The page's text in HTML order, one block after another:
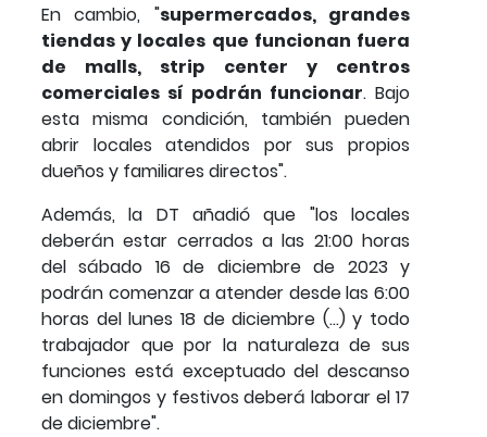
En cambio, "supermercados, grandes
tiendas y locales que funcionan fuera
de malls, strip center y centros
comerciales sí podrán funcionar. Bajo
esta misma condición, también pueden
abrir locales atendidos por sus propios
dueños y familiares directos".
Además, la DT añadió que "los locales
deberán estar cerrados a las 21:00 horas
del sábado 16 de diciembre de 2023 y
podrán comenzar a atender desde las 6:00
horas del lunes 18 de diciembre (...) y todo
trabajador que por la naturaleza de sus
funciones está exceptuado del descanso
en domingos y festivos deberá laborar el 17
de diciembre".